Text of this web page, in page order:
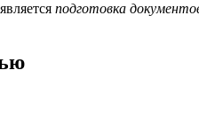
подготовка